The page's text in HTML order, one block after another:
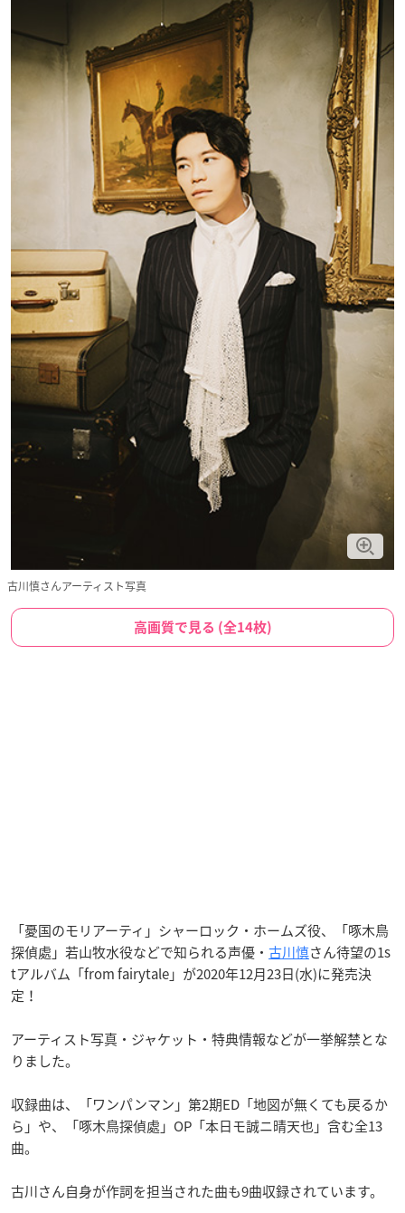
古川慎さんアーティスト写真
高画質で見る (全14枚)
「憂国のモリアーティ」シャーロック・ホームズ役、「啄木鳥
探偵處」若山牧水役などで知られる声優・ 古川慎さん待望の1s
tアルバム「from fairytale」が2020年12月23日(水)に発売決
定！
アーティスト写真・ジャケット・特典情報などが一挙解禁とな
りました。
収録曲は、「ワンパンマン」第2期ED「地図が無くても戻るか
ら」や、「啄木鳥探偵處」OP「本日モ誠ニ晴天也」含む全13
曲。
古川さん自身が作詞を担当された曲も9曲収録されています。